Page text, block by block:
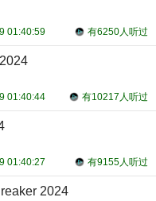
有6250人听过
01:40:59
有10217人听过
01:40:44
有9155人听过
01:40:27
2024